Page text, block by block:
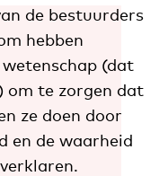
de bestuurders
hebben
(dat
om te zorgen dat
ze doen door
en de waarheid